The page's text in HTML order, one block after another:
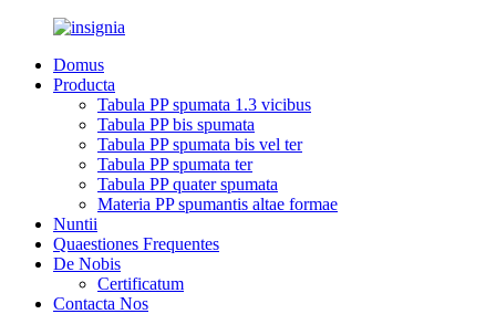
Domus
Producta
Tabula PP spumata 1.3 vicibus
Tabula PP bis spumata
Tabula PP spumata bis vel ter
Tabula PP spumata ter
Tabula PP quater spumata
Materia PP spumantis altae formae
Nuntii
Quaestiones Frequentes
De Nobis
Certificatum
Contacta Nos